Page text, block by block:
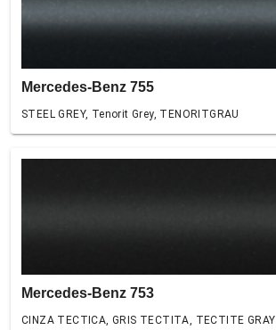
Mercedes-Benz 755
STEEL GREY, Tenorit Grey, TENORITGRAU
Mercedes-Benz 753
CINZA TECTICA, GRIS TECTITA, TECTITE GRAY